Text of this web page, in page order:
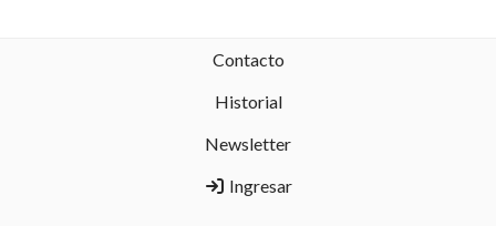
Contacto
Historial
Newsletter
Ingresar